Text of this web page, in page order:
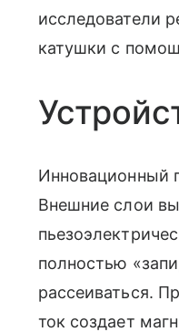
исследователи
катушки с
Инновационный
Внешние слои
полностью
рассеиваться.
ток создает